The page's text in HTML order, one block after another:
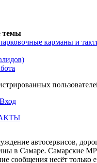
темы
карманы и
Вход
автосервисов,
в Самаре. Самарские
сообщения несёт только